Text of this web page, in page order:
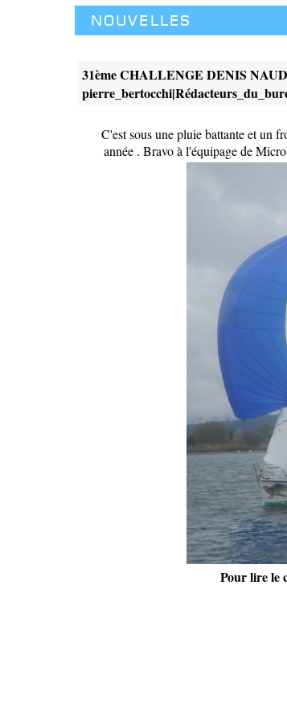
Nouvelles
31ème CHALLENGE DENIS
C'est sous une pluie battante et un
année . Bravo à l'équipage de
Pour lire le